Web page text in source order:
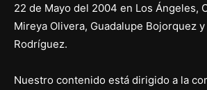
22 de Mayo del 2004 en Los Ángeles,
Mireya Olivera, Guadalupe Bojorquez
Rodríguez.
Nuestro contenido está dirigido a la